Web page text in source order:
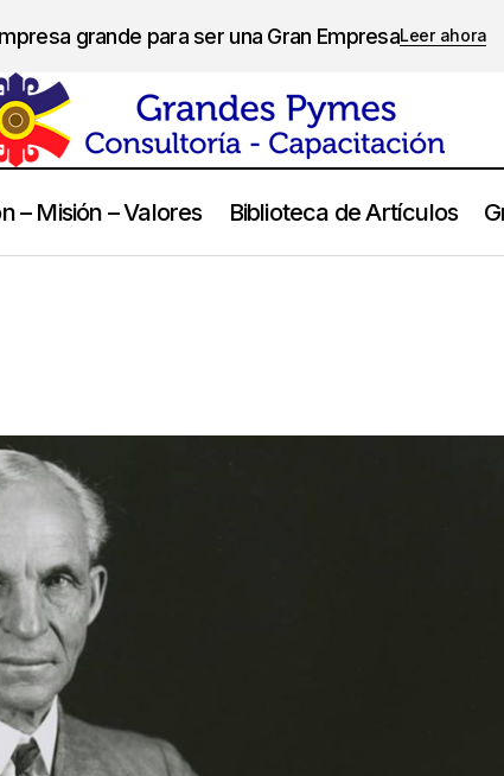
grande para ser una Gran EmpresaLeer ahora
– Misión – Valores Biblioteca de Artículos